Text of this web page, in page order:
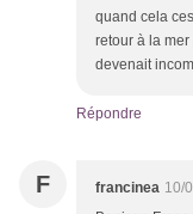
quand cela
retour à la
devenait
Répondre
F francinea 10/